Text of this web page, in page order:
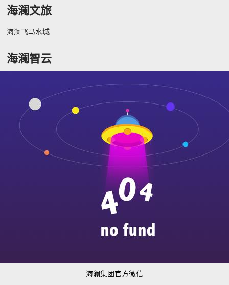
海澜文旅
海澜飞马水城
海澜智云
海澜集团官方微信